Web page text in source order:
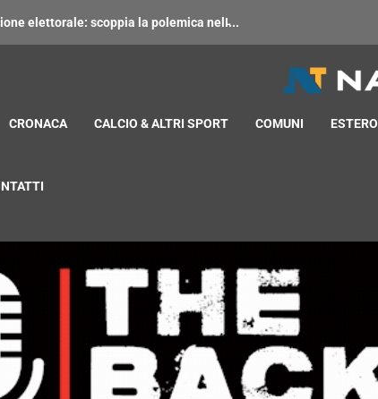
elettorale: scoppia la polemica nell̵...
CRONACA CALCIO & ALTRI SPORT COMUNI ESTERO